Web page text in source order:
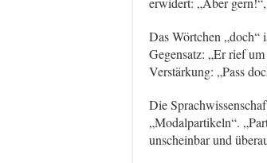
Das Wörtchen „doch“
Gegensatz: „Er rief
Verstärkung: „Pass
Die
„Modalpartikeln“.
unscheinbar und